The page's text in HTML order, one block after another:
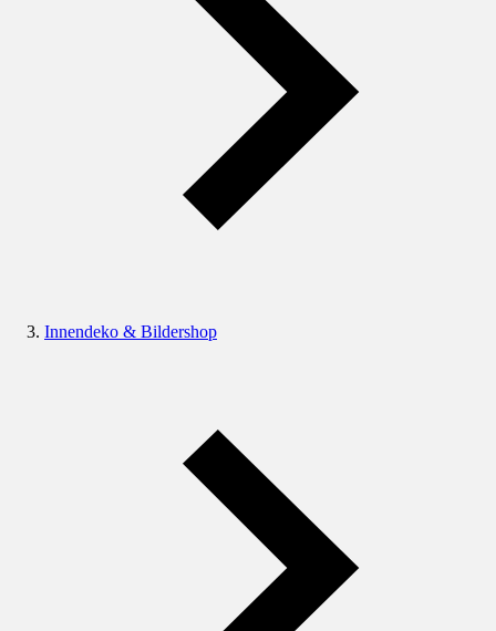
Innendeko & Bildershop